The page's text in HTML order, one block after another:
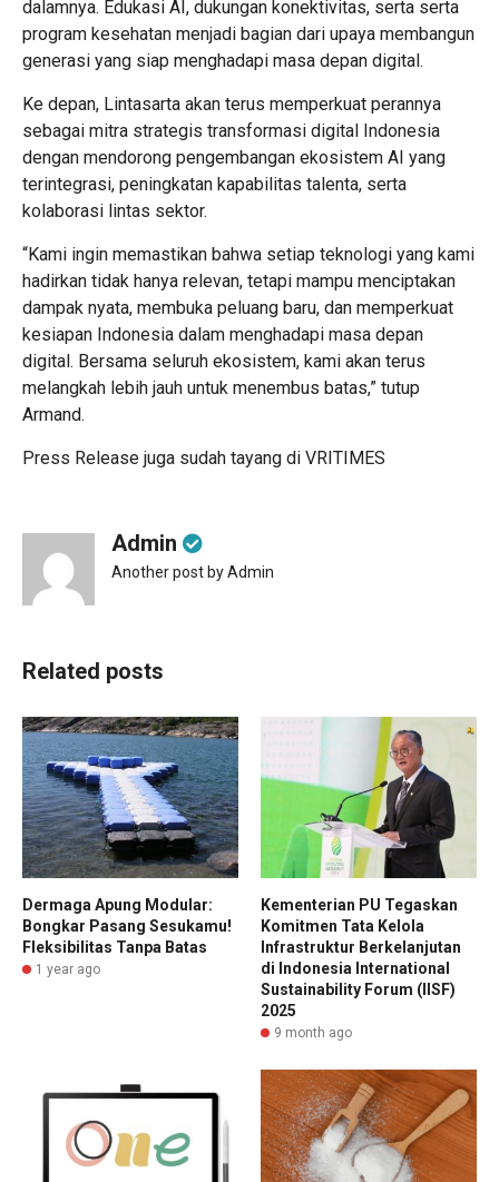
dalamnya. Edukasi AI, dukungan konektivitas, serta serta
program kesehatan menjadi bagian dari upaya membangun
generasi yang siap menghadapi masa depan digital.
Ke depan, Lintasarta akan terus memperkuat perannya
sebagai mitra strategis transformasi digital Indonesia
dengan mendorong pengembangan ekosistem AI yang
terintegrasi, peningkatan kapabilitas talenta, serta
kolaborasi lintas sektor.
“Kami ingin memastikan bahwa setiap teknologi yang kami
hadirkan tidak hanya relevan, tetapi mampu menciptakan
dampak nyata, membuka peluang baru, dan memperkuat
kesiapan Indonesia dalam menghadapi masa depan
digital. Bersama seluruh ekosistem, kami akan terus
melangkah lebih jauh untuk menembus batas,” tutup
Armand.
Press Release juga sudah tayang di VRITIMES
Admin
Another post by Admin
Related posts
Dermaga Apung Modular:
Bongkar Pasang Sesukamu!
Fleksibilitas Tanpa Batas
1 year ago
Kementerian PU Tegaskan
Komitmen Tata Kelola
Infrastruktur Berkelanjutan
di Indonesia International
Sustainability Forum (IISF)
2025
9 month ago